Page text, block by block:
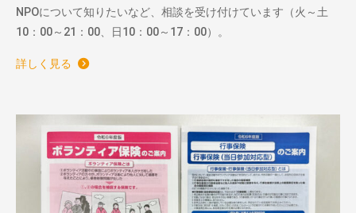
NPOについて知りたいなど、相談を受け付けています（火～土
10：00～21：00、日10：00～17：00）。
詳しく見る